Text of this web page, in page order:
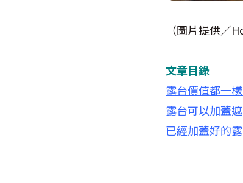
（圖片提供／
文章目錄
露台價值都一
露台可以加蓋
已經加蓋好的